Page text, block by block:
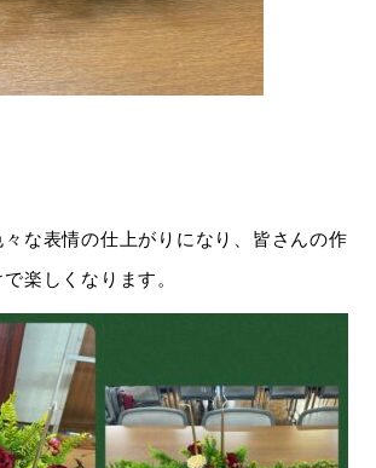
な表情の仕上がりになり、皆さんの作
楽しくなります。